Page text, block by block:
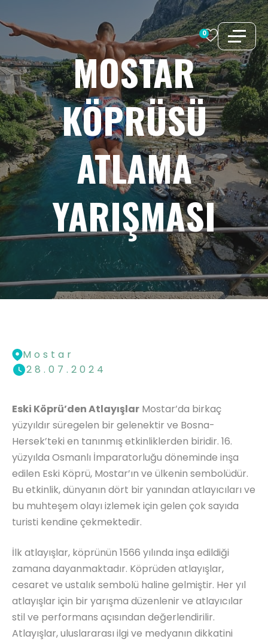
atla
0
MOSTAR
KÖPRÜSÜ
ATLAMA
YARIŞMASI
Mostar
28.07.2024
Eski Köprü’den Atlayışlar Mostar’da birkaç
yüzyıldır süregelen bir gelenektir ve Bosna-
Hersek’teki en tanınmış etkinliklerden biridir. 16.
yüzyılda Osmanlı İmparatorluğu döneminde inşa
edilen Eski Köprü, Mostar’ın ve ülkenin sembolüdür.
Bu etkinlik, dünyanın dört bir yanından atlayıcıları ve
bu muhteşem olayı izlemek için gelen çok sayıda
turisti kendine çekmektedir.
İlk atlayışlar, köprünün 1566 yılında inşa edildiği
zamana dayanmaktadır. Köprüden atlayışlar,
cesaret ve ustalık sembolü haline gelmiştir. Her yıl
atlayışlar için bir yarışma düzenlenir ve atlayıcılar
stil ve performans açısından değerlendirilir.
Atlayışlar, uluslararası ilgi ve medyanın dikkatini